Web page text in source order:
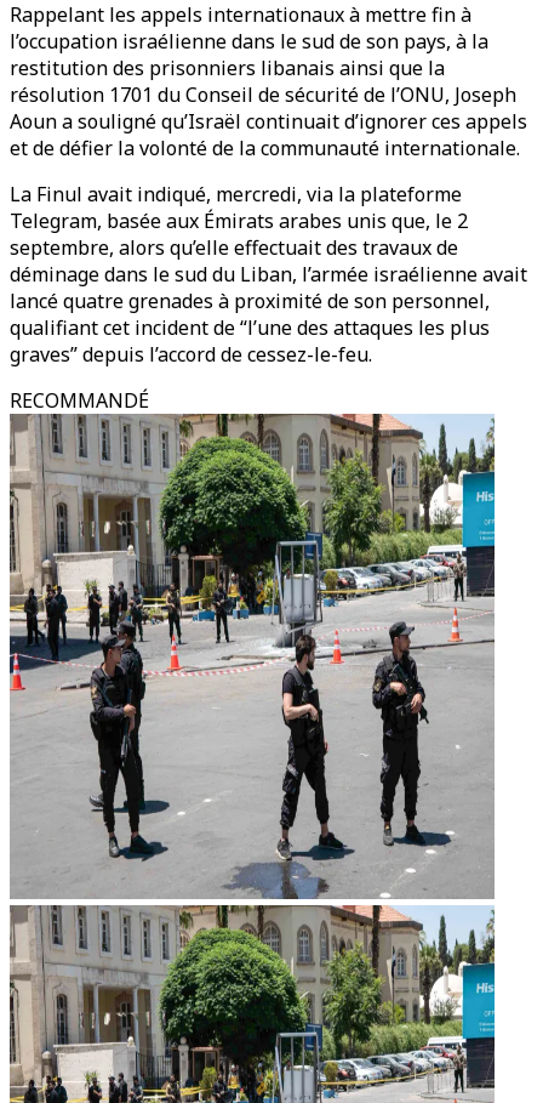
Rappelant les appels internationaux à mettre fin à
l’occupation israélienne dans le sud de son pays, à la
restitution des prisonniers libanais ainsi que la
résolution 1701 du Conseil de sécurité de l’ONU, Joseph
Aoun a souligné qu’Israël continuait d’ignorer ces appels
et de défier la volonté de la communauté internationale.
La Finul avait indiqué, mercredi, via la plateforme
Telegram, basée aux Émirats arabes unis que, le 2
septembre, alors qu’elle effectuait des travaux de
déminage dans le sud du Liban, l’armée israélienne avait
lancé quatre grenades à proximité de son personnel,
qualifiant cet incident de “l’une des attaques les plus
graves” depuis l’accord de cessez-le-feu.
RECOMMANDÉ